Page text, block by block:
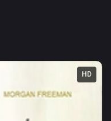
HD